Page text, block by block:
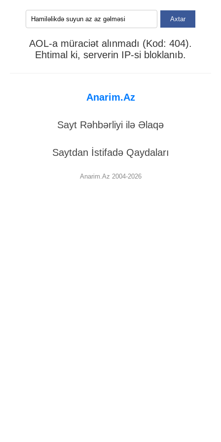
Axtar
AOL-a müraciət alınmadı (Kod: 404).
Ehtimal ki, serverin IP-si bloklanıb.
Anarim.Az
Sayt Rəhbərliyi ilə Əlaqə
Saytdan İstifadə Qaydaları
Anarim.Az 2004-2026